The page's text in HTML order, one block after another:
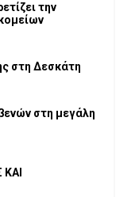
την
στη Δεσκάτη
στη μεγάλη